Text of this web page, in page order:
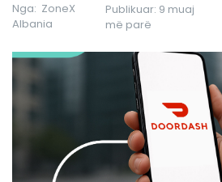
Nga: ZoneX
Albania
Publikuar: 9 muaj
më parë